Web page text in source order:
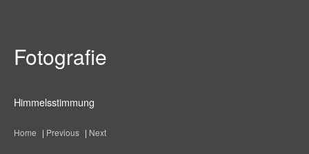
Fotografie
Himmelsstimmung
Home | Previous | Next